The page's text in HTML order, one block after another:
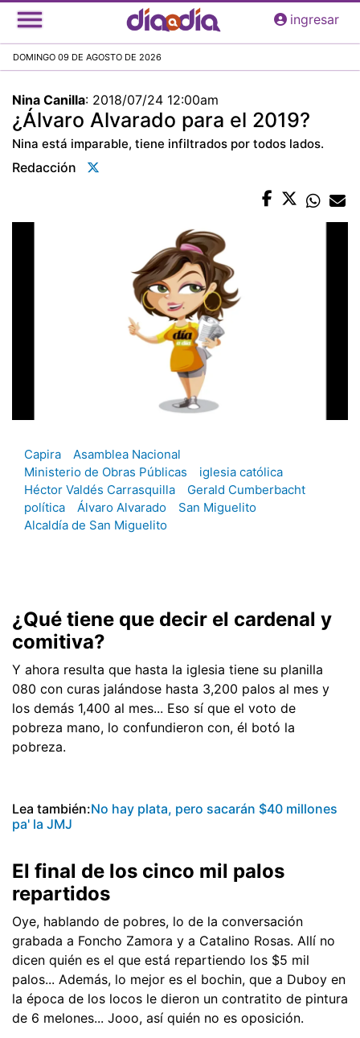
Pasar
al
principal
ingresar
DOMINGO 09 DE AGOSTO DE 2026
Nina Canilla: 2018/07/24 12:00am
¿Álvaro Alvarado para el 2019?
Nina está imparable, tiene infiltrados por todos lados.
Redacción
Capira
Asamblea Nacional
Ministerio de Obras Públicas
iglesia católica
Héctor Valdés Carrasquilla
Gerald Cumberbacht
política
Álvaro Alvarado
San Miguelito
Alcaldía de San Miguelito
¿Qué tiene que decir el cardenal y
comitiva?
Y ahora resulta que hasta la iglesia tiene su planilla
080 con curas jalándose hasta 3,200 palos al mes y
los demás 1,400 al mes... Eso sí que el voto de
pobreza mano, lo confundieron con, él botó la
pobreza.
Lea también:No hay plata, pero sacarán $40 millones
pa' la JMJ
El final de los cinco mil palos
repartidos
Oye, hablando de pobres, lo de la conversación
grabada a Foncho Zamora y a Catalino Rosas. Allí no
dicen quién es el que está repartiendo los $5 mil
palos... Además, lo mejor es el bochin, que a Duboy en
la época de los locos le dieron un contratito de pintura
de 6 melones... Jooo, así quién no es oposición.